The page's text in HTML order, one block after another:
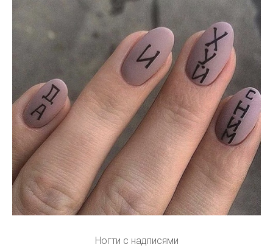
Ногти с надписями